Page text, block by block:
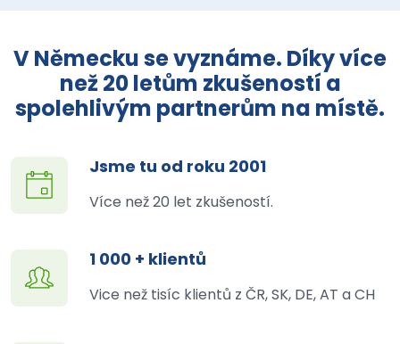
V Německu se vyznáme. Díky více
než 20 letům zkušeností a
spolehlivým partnerům na místě.
Jsme tu od roku 2001
Více než 20 let zkušeností.
1 000 + klientů
Vice než tisíc klientů z ČR, SK, DE, AT a CH